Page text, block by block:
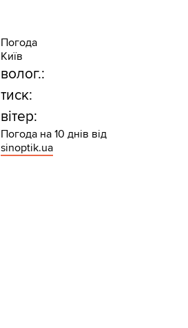
Погода
Київ
волог.:
тиск:
вітер:
Погода на 10 днів від
sinoptik.ua